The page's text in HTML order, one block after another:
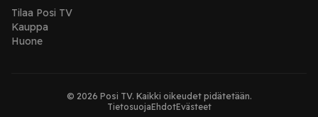
Tilaa Posi TV
Kauppa
Huone
© 2026 Posi TV. Kaikki oikeudet pidätetään.
TietosuojaEhdotEvästeet